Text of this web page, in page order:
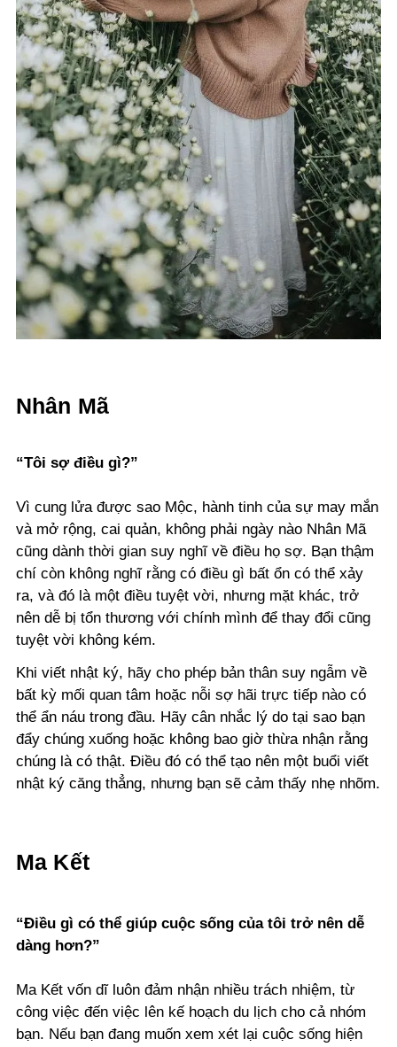
Nhân Mã
“Tôi sợ điều gì?”
Vì cung lửa được sao Mộc, hành tinh của sự may mắn
và mở rộng, cai quản, không phải ngày nào Nhân Mã
cũng dành thời gian suy nghĩ về điều họ sợ. Bạn thậm
chí còn không nghĩ rằng có điều gì bất ổn có thể xảy
ra, và đó là một điều tuyệt vời, nhưng mặt khác, trở
nên dễ bị tổn thương với chính mình để thay đổi cũng
tuyệt vời không kém.
Khi viết nhật ký, hãy cho phép bản thân suy ngẫm về
bất kỳ mối quan tâm hoặc nỗi sợ hãi trực tiếp nào có
thể ẩn náu trong đầu. Hãy cân nhắc lý do tại sao bạn
đẩy chúng xuống hoặc không bao giờ thừa nhận rằng
chúng là có thật. Điều đó có thể tạo nên một buổi viết
nhật ký căng thẳng, nhưng bạn sẽ cảm thấy nhẹ nhõm.
Ma Kết
“Điều gì có thể giúp cuộc sống của tôi trở nên dễ
dàng hơn?”
Ma Kết vốn dĩ luôn đảm nhận nhiều trách nhiệm, từ
công việc đến việc lên kế hoạch du lịch cho cả nhóm
bạn. Nếu bạn đang muốn xem xét lại cuộc sống hiện